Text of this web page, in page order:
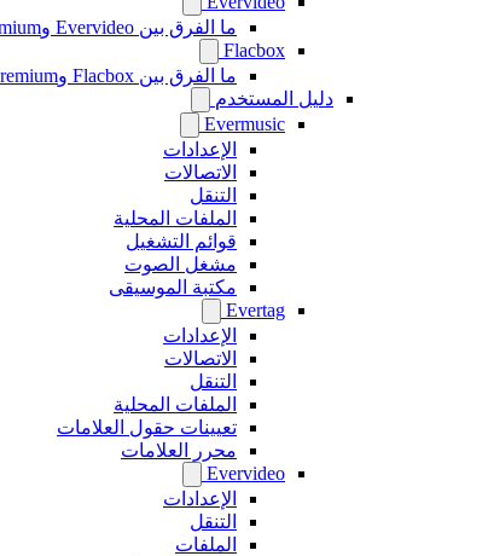
ما الفرق بين Evervideo وEvervideo Premium؟
Flacbox
ما الفرق بين Flacbox وFlacbox Premium؟
دليل المستخدم
Evermusic
الإعدادات
الاتصالات
التنقل
الملفات المحلية
قوائم التشغيل
مشغل الصوت
مكتبة الموسيقى
Evertag
الإعدادات
الاتصالات
التنقل
الملفات المحلية
تعيينات حقول العلامات
محرر العلامات
Evervideo
الإعدادات
التنقل
الملفات